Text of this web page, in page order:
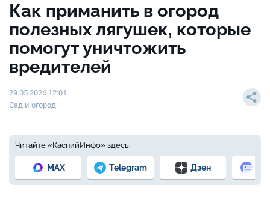
Как приманить в огород
полезных лягушек, которые
помогут уничтожить
вредителей
29.05.2026 12:01
Сад и огород
Читайте «КаспийИнфо» здесь:
MAX Telegram Дзен